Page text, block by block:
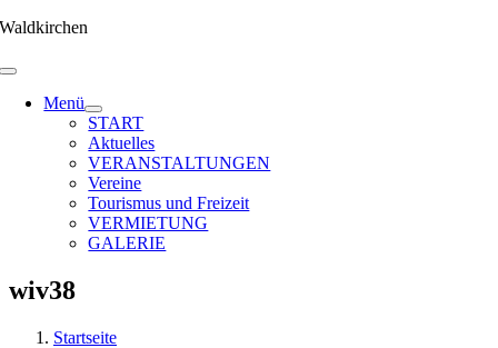
Zum
springen
Waldkirchen
Menü
START
Aktuelles
VERANSTALTUNGEN
Vereine
Tourismus und Freizeit
VERMIETUNG
GALERIE
wiv38
Startseite